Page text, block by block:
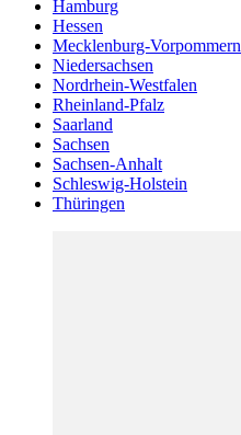
Hamburg
Hessen
Mecklenburg-Vorpommern
Niedersachsen
Nordrhein-Westfalen
Rheinland-Pfalz
Saarland
Sachsen
Sachsen-Anhalt
Schleswig-Holstein
Thüringen